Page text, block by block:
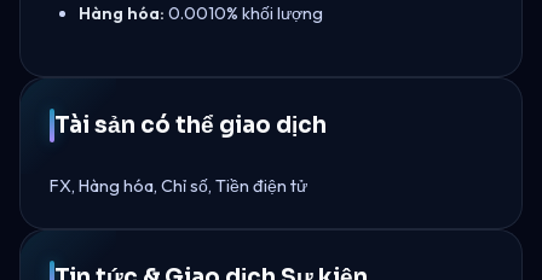
Hàng hóa: 0.0010% khối lượng
Tài sản có thể giao dịch
FX, Hàng hóa, Chỉ số, Tiền điện tử